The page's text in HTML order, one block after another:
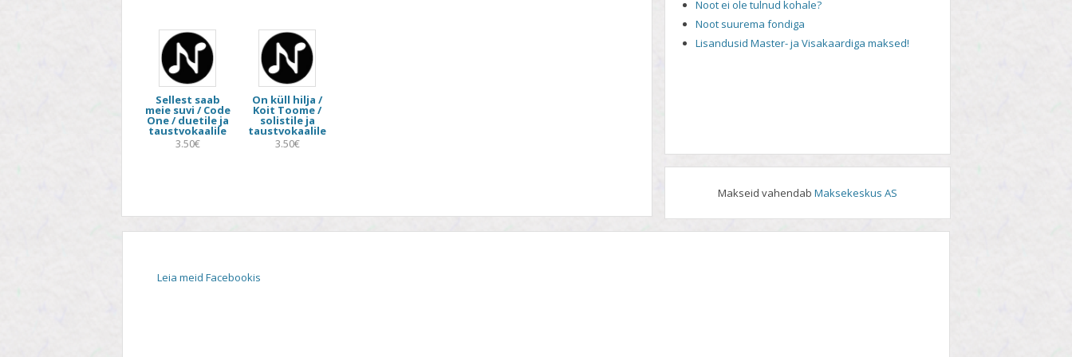
TEEMA
TELESAADE
Sellest saab
meie suvi / Code
One / duetile ja
taustvokaalile
3.50€
On küll hilja /
Koit Toome /
solistile ja
taustvokaalile
3.50€
Noot ei ole tulnud kohale?
Noot suurema fondiga
Lisandusid Master- ja Visakaardiga maksed!
Makseid vahendabMaksekeskus AS
Leia meid Facebookis